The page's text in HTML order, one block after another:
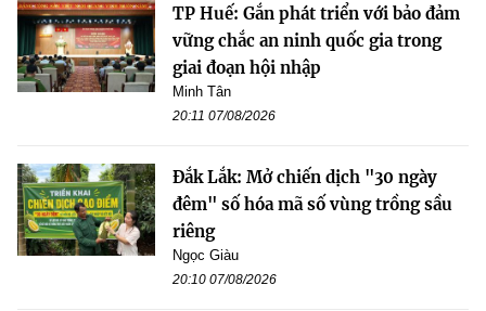
TP Huế: Gắn phát triển với bảo đảm
vững chắc an ninh quốc gia trong
giai đoạn hội nhập
Minh Tân
20:11 07/08/2026
Đắk Lắk: Mở chiến dịch "30 ngày
đêm" số hóa mã số vùng trồng sầu
riêng
Ngọc Giàu
20:10 07/08/2026